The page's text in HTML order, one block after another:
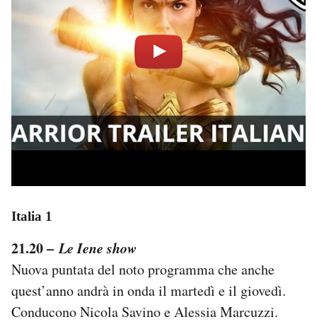
Italia 1
21.20 –Le Iene show
Nuova puntata del noto programma che anche
quest’anno andrà in onda il martedì e il giovedì.
Conducono Nicola Savino e Alessia Marcuzzi.